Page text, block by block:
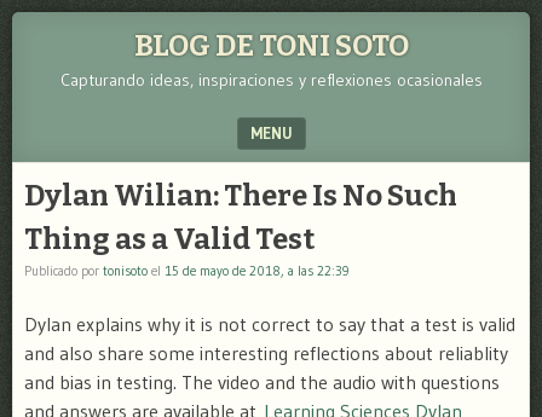
BLOG DE TONI SOTO
Capturando ideas, inspiraciones y reflexiones ocasionales
MENU
Dylan Wilian: There Is No Such
Thing as a Valid Test
Publicado por tonisoto el 15 de mayo de 2018, a las 22:39
Dylan explains why it is not correct to say that a test is valid
and also share some interesting reflections about reliablity
and bias in testing. The video and the audio with questions
and answers are available at Learning Sciences Dylan